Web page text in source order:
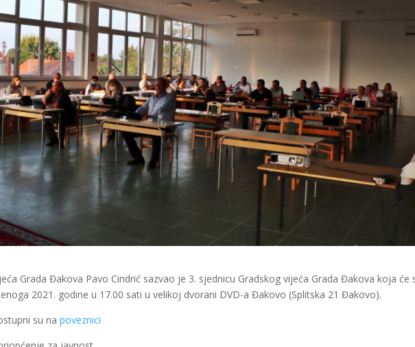
Grada Đakova Pavo Cindrić sazvao je 3. sjednicu Gradskog vijeća Grada Đakova koja će
2021. godine u 17.00 sati u velikoj dvorani DVD-a Đakovo (Splitska 21 Đakovo).
su napoveznici